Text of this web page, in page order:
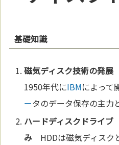
基礎知識
磁気ディスク技術の発展
1950年代にIBMによって
ータのデータ保存の主力
ハードディスクドライブ
み HDDは磁気ディスク